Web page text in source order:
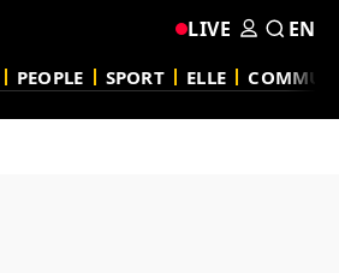
PEOPLE SPORT ELLE
LIVE EN